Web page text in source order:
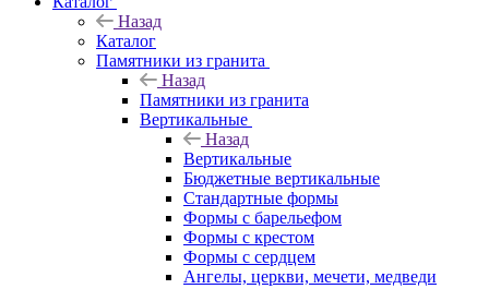
Назад
Каталог
Памятники из гранита
Назад
Памятники из гранита
Вертикальные
Назад
Вертикальные
Бюджетные вертикальные
Стандартные формы
Формы с барельефом
Формы с крестом
Формы с сердцем
Ангелы, церкви, мечети, медведи